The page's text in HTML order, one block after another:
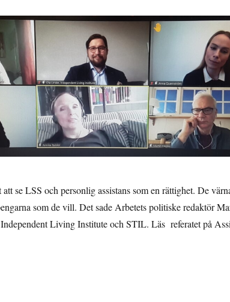
se LSS och personlig assistans som en rättighet. De
som de vill. Det sade Arbetets politiske redaktör
Independent Living Institute och STIL. Läs referatet på